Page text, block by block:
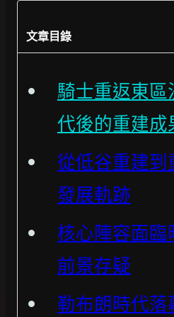
文章目錄
騎士重返東
代後的重建成
從低谷重建
發展軌跡
核心陣容面
前景存疑
勒布朗時代